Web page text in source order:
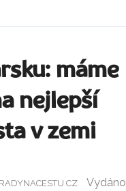
máme
nejlepší
v zemi
RADYNACESTU.CZ
Vydáno